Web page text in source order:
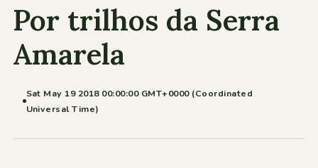
Atividades
Por trilhos da Serra
Amarela
Sat May 19 2018 00:00:00 GMT+0000 (Coordinated
Universal Time)